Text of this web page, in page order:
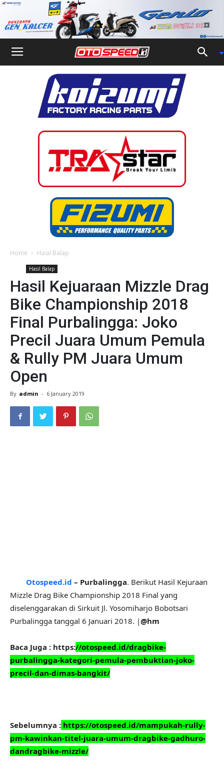
Home Hasil Balap
Hasil Balap
Hasil Kejuaraan Mizzle Drag
Bike Championship 2018
Final Purbalingga: Joko
Precil Juara Umum Pemula
& Rully PM Juara Umum
Open
By admin - 6 January 2019
Otospeed.id – Purbalingga. Berikut Hasil Kejuraan
Mizzle Drag Bike Championship 2018 Final yang
diselenggarakan di Sirkuit Jl. Yosomiharjo Bobotsari
Purbalingga tanggal 6 Januari 2018. |@hm
Baca Juga : https://otospeed.id/dragbike-
purbalingga-kategori-pemula-pembuktian-joko-
precil-dan-dimas-bangkit/
Sebelumnya : https://otospeed.id/mampukah-rully-
pm-kawinkan-titel-juara-umum-dragbike-gadhuro-
dandragbike-mizzle/